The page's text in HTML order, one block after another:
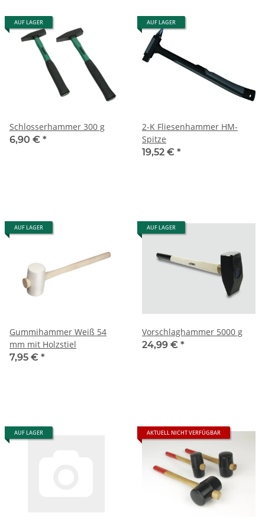
AUF LAGER
Schlosserhammer 300 g
6,90 € *
AUF LAGER
2-K Fliesenhammer HM-
Spitze
19,52 € *
AUF LAGER
Gummihammer Weiß 54
mm mit Holzstiel
7,95 € *
AUF LAGER
Vorschlaghammer 5000 g
24,99 € *
AUF LAGER AKTUELL NICHT VERFÜGBAR